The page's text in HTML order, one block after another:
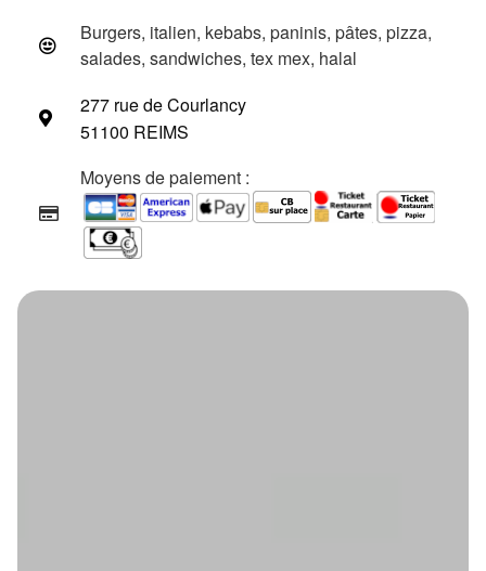
Burgers, italien, kebabs, paninis, pâtes, pizza,
salades, sandwiches, tex mex, halal
277 rue de Courlancy
51100 REIMS
Moyens de paiement :